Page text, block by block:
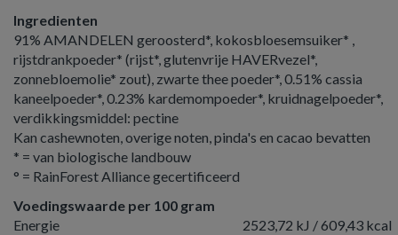
Ingredienten
91% AMANDELEN geroosterd*, kokosbloesemsuiker* ,
rijstdrankpoeder* (rijst*, glutenvrije HAVERvezel*,
zonnebloemolie* zout), zwarte thee poeder*, 0.51% cassia
kaneelpoeder*, 0.23% kardemompoeder*, kruidnagelpoeder*,
verdikkingsmiddel: pectine
Kan cashewnoten, overige noten, pinda's en cacao bevatten
* = van biologische landbouw
° = RainForest Alliance gecertificeerd
Voedingswaarde per 100 gram
Energie
2523,72 kJ / 609,43 kcal